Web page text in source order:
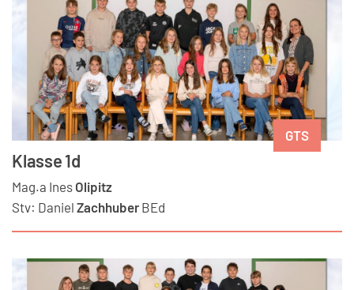
GTS
Klasse 1d
Mag.a Ines Olipitz
Stv: Daniel Zachhuber BEd